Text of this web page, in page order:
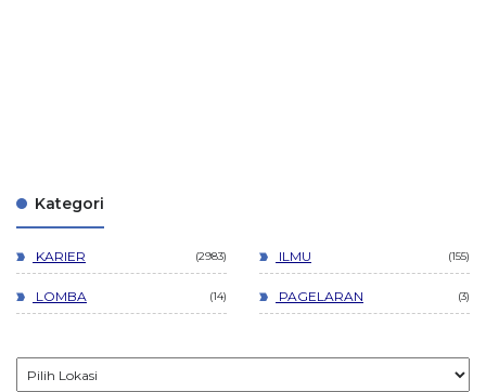
Kategori
KARIER 2983 ILMU 155
LOMBA 14 PAGELARAN 3